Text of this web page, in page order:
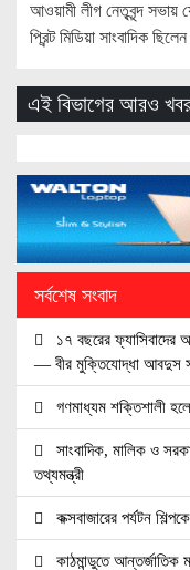
আওয়ামী লীগ নেতৃবৃন্দ সভায়
প্রিন্ট মিডিয়া সাংবাদিক
এই বিভাগের আরও
সর্বশেষ সংবাদ
১৭ বছরের ফ্যাসিবাদের
— বীর মুক্তিযোদ্ধা আবদুস
গণমাধ্যম শক্তিশালী
সাংবাদিক, মালিক ও
তথ্যমন্ত্রী
কক্সবাজারের পর্যটন
কাঠমান্ডুতে আন্তর্জাতিক